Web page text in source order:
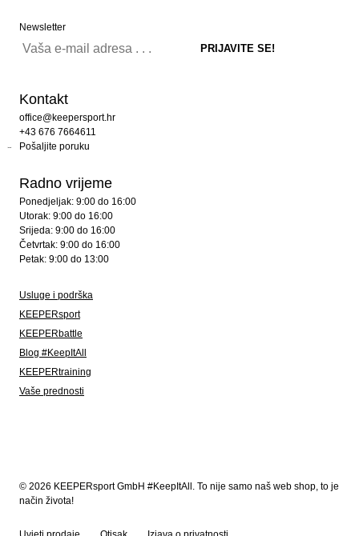
Newsletter
Kontakt
office@keepersport.hr
+43 676 7664611
Pošaljite poruku
Radno vrijeme
Ponedjeljak: 9:00 do 16:00
Utorak: 9:00 do 16:00
Srijeda: 9:00 do 16:00
Četvrtak: 9:00 do 16:00
Petak: 9:00 do 13:00
Usluge i podrška
KEEPERsport
KEEPERbattle
Blog #KeepItAll
KEEPERtraining
Vaše prednosti
© 2026 KEEPERsport GmbH #KeepItAll. To nije samo naš web shop, to je
način života!